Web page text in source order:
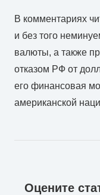
В комментариях
и без того
валюты, а также
отказом РФ от
его финансовая
американской
Оцените